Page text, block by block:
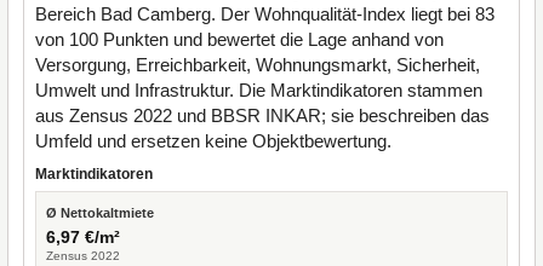
Bereich Bad Camberg. Der Wohnqualität-Index liegt bei 83
von 100 Punkten und bewertet die Lage anhand von
Versorgung, Erreichbarkeit, Wohnungsmarkt, Sicherheit,
Umwelt und Infrastruktur. Die Marktindikatoren stammen
aus Zensus 2022 und BBSR INKAR; sie beschreiben das
Umfeld und ersetzen keine Objektbewertung.
Marktindikatoren
Ø Nettokaltmiete
6,97 €/m²
Zensus 2022